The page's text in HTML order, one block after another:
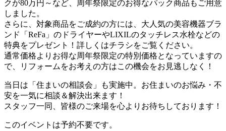
クが80万円～など、周年祭限定のお得なパック商品もご用意
しました。
さらに、対象商品をご成約の方には、大人気の美容機器ブラ
ンド「ReFa」のドライヤーやLIXILのタッチレス水栓などの
特典をプレゼント！詳しくはチラシをご覧ください。
通常価格よりお得な周年祭限定の特別価格となっていますの
で、リフォームをお考えの方はこの機会をお見逃しなく！
当日は「住まいの相談会」も実施中。お住まいのお悩み・不
安を一気に相談＆解決出来ます！
スタッフ一同、皆様のご来場を心よりお待ちしております！
このイベントは予約不要です。